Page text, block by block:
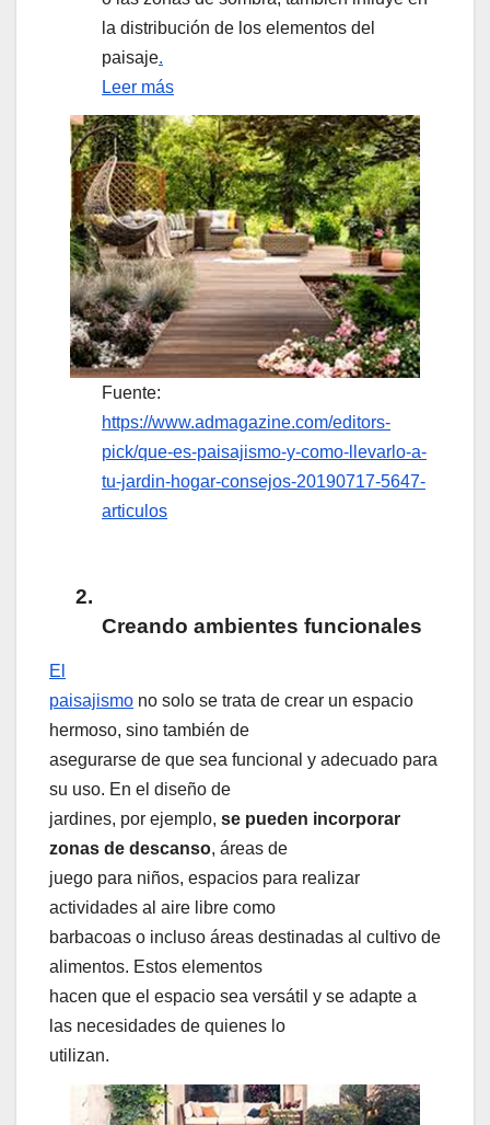
la distribución de los elementos del
paisaje.
Leer más
Fuente:
https://www.admagazine.com/editors-
pick/que-es-paisajismo-y-como-llevarlo-a-
tu-jardin-hogar-consejos-20190717-5647-
articulos
2.
Creando ambientes funcionales
El
paisajismo no solo se trata de crear un espacio
hermoso, sino también de
asegurarse de que sea funcional y adecuado para
su uso. En el diseño de
jardines, por ejemplo, se pueden incorporar
zonas de descanso, áreas de
juego para niños, espacios para realizar
actividades al aire libre como
barbacoas o incluso áreas destinadas al cultivo de
alimentos. Estos elementos
hacen que el espacio sea versátil y se adapte a
las necesidades de quienes lo
utilizan.